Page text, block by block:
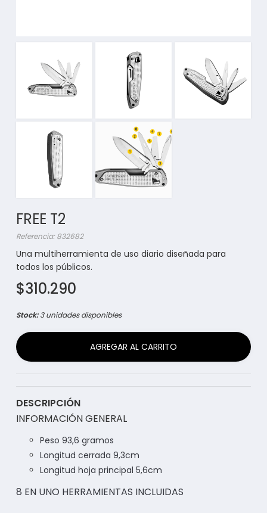
FREE T2
Referencia: 832682
Una multiherramienta de uso diario diseñada para
todos los públicos.
$310.290
Stock:3 unidades disponibles
AGREGAR AL CARRITO
DESCRIPCIÓN
INFORMACIÓN GENERAL
Peso 93,6 gramos
Longitud cerrada 9,3cm
Longitud hoja principal 5,6cm
8 EN UNO HERRAMIENTAS INCLUIDAS